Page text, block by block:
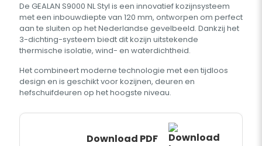
De GEALAN S9000 NL Styl is een innovatief kozijnsysteem
met een inbouwdiepte van 120 mm, ontworpen om perfect
aan te sluiten op het Nederlandse gevelbeeld. Dankzij het
3-dichting-systeem biedt dit kozijn uitstekende
thermische isolatie, wind- en waterdichtheid.
Het combineert moderne technologie met een tijdloos
design en is geschikt voor kozijnen, deuren en
hefschuifdeuren op het hoogste niveau.
Download PDF